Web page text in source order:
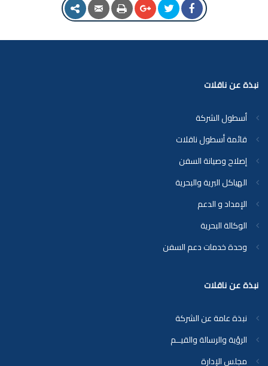
نبذة عن ناقلات
أسطول الشركة
قائمة أسطول ناقلات
إصلاح وصيانة السفن
الهياكل البرية والبحرية
الإمداد و الدعم
الوكالة البحرية
وحدة خدمات دعم السفن
نبذة عن ناقلات
نبذة عامة عن الشركة
الرؤية والرسالة والقيــم
مجلس الإدارة